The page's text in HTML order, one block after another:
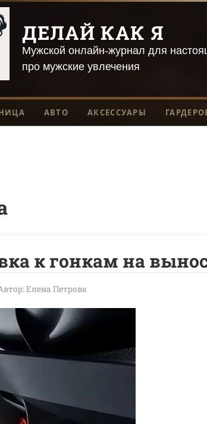
ДЕЛАЙ КАК Я
Мужской онлайн-журнал для
про мужские увлечения
АВТО АКСЕССУАРЫ
к гонкам на
Елена Петрова